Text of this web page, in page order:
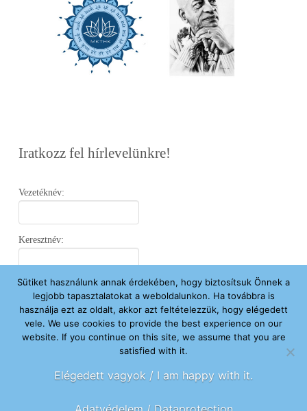
Iratkozz fel hírlevelünkre!
Vezetéknév:
Keresztnév:
Email:
Elfogadom az Adatvédelmi Nyilatkozatot.
Sütiket használunk annak érdekében, hogy biztosítsuk Önnek a
legjobb tapasztalatokat a weboldalunkon. Ha továbbra is
használja ezt az oldalt, akkor azt feltételezzük, hogy elégedett
vele. We use cookies to provide the best experience on our
website. If you continue on this site, we assume that you are
satisfied with it.
Elégedett vagyok / I am happy with it.